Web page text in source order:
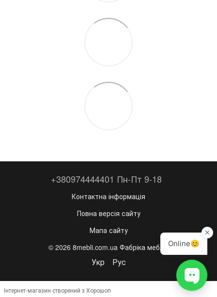
+380974444401 Пн-Пт 9-18
Контактна інформація
Повна версія сайту
Мапа сайту
© 2026 8mebli.com.ua Фабріка меблів
Укр Рус
Інтернет-магазин створений з Хорошоп